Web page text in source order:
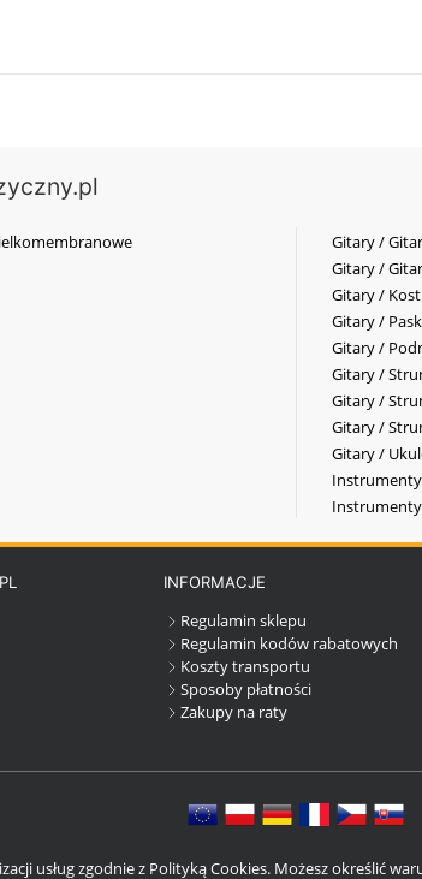
Gitary /
Gitary /
Gitary /
Gitary /
Gitary /
Gitary /
Gitary /
Gitary /
Gitary /
Instrumenty
INFORMACJE
Regulamin sklepu
Regulamin kodów rabatowych
Koszty transportu
Sposoby płatności
Zakupy na raty
usług zgodnie z Polityką Cookies. Możesz określić